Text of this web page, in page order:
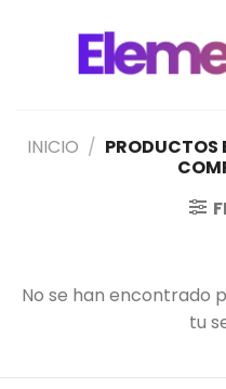
INICIO / PRODUCTOS
No se han encontrado
tu